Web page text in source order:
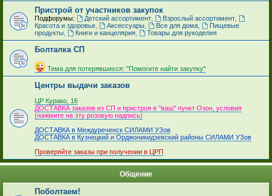
Пристрой от участников закупок
Подфорумы: Детский ассортимент, Взрослый ассортимент,
Красота и здоровье
Аксессуары, Все для дома,
Пищевые
продукты
Книги и канцелярия, Товары для рукоделия
Болталка СП
Тема для потерявшихся: "Помогите найти закупку"
Центры выдачи заказов
ЦР Курако, 16
ДОСТАВКА заказов из СП и пристроя в "ваш" пункт Озон, условия
(нажмите на эту розовую надпись)
ДОСТАВКА в Междуреченск СИЛАМИ УЗов
ДОСТАВКА в Кузнецкий и Орджоникидзевский районы СИЛАМИ УЗов
Проверяйте заказы при получении в ЦРП
Общение
Поболтаем!